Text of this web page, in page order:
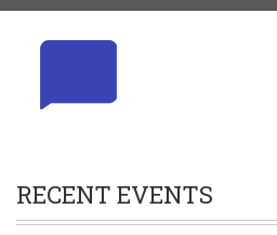
RECENT EVENTS